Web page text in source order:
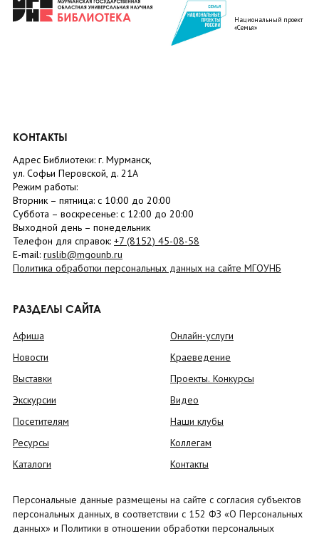
Национальный проект
«Семья»
КОНТАКТЫ
Адрес Библиотеки: г. Мурманск,
ул. Софьи Перовской, д. 21А
Режим работы:
Вторник – пятница: с 10:00 до 20:00
Суббота – воскресенье: c 12:00 до 20:00
Выходной день – понедельник
Телефон для справок: +7 (8152) 45-08-58
E-mail: ruslib@mgounb.ru
Политика обработки персональных данных на сайте МГОУНБ
РАЗДЕЛЫ САЙТА
Афиша
Новости
Выставки
Экскурсии
Посетителям
Ресурсы
Каталоги
Онлайн-услуги
Краеведение
Проекты. Конкурсы
Видео
Наши клубы
Коллегам
Контакты
Персональные данные размещены на сайте с согласия субъектов
персональных данных, в соответствии с 152 ФЗ «О Персональных
данных» и Политики в отношении обработки персональных